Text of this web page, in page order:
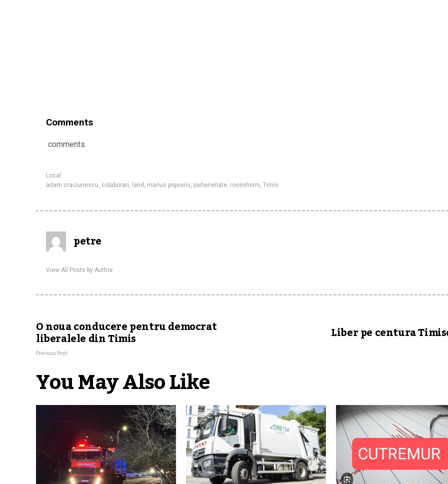
Comments
comments
Local
adam craciunescu, colaborari, land , marius popovici, parteneriate, rosenheim, Timis
petre
View All Posts by Author
O noua conducere pentru democrat
liberalele din Timis
Previous Post
Liber pe centura
You May Also Like